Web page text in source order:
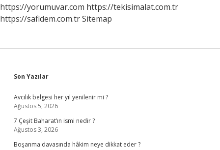
https://yorumuvar.com https://tekisimalat.com.tr
https://safidem.com.trSitemap
Sidebar
Son Yazılar
Avcılık belgesi her yıl yenilenir mi ?
Ağustos 5, 2026
7 Çeşit Baharat’ın ismi nedir ?
Ağustos 3, 2026
Boşanma davasında hâkim neye dikkat eder ?